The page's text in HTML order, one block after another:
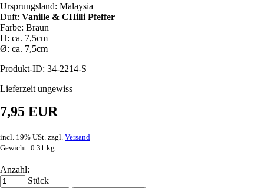
Ursprungsland: Malaysia
Duft: Vanille & CHilli Pfeffer
Farbe: Braun
H: ca. 7,5cm
Ø: ca. 7,5cm
Produkt-ID: 34-2214-S
Lieferzeit ungewiss
7,95 EUR
incl. 19% USt. zzgl. Versand
Gewicht: 0.31 kg
Anzahl:
Stück